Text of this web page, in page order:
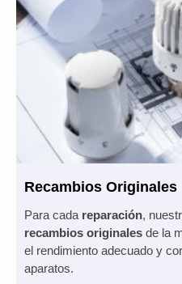
Recambios Originales
Para cada reparación,
recambios originales de la
el rendimiento adecuado y
aparatos.